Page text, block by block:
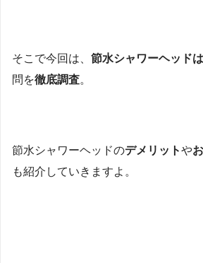
そこで今回は、 節水シャワーヘッド
問を徹底調査。
節水シャワーヘッドのデメリットや
も紹介していきますよ。